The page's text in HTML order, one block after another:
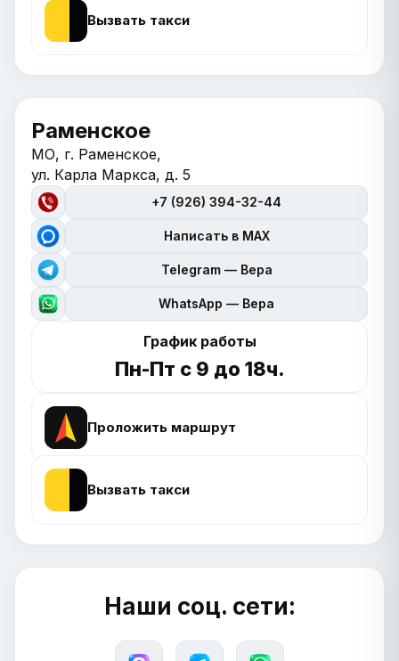
Вызвать такси
Раменское
МО, г. Раменское,
ул. Карла Маркса, д. 5
+7 (926) 394-32-44
Написать в MAX
Telegram — Вера
WhatsApp — Вера
График работы
Пн-Пт с 9 до 18ч.
Проложить маршрут
Вызвать такси
Наши соц. сети: